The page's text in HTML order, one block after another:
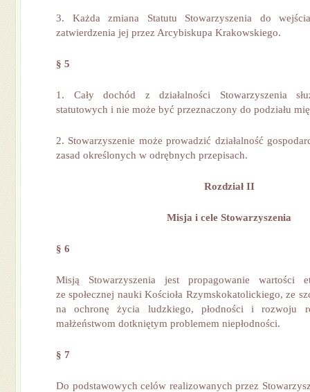
3. Każda zmiana Statutu Stowarzyszenia do
zatwierdzenia jej przez Arcybiskupa Krakowskiego.
§ 5
1. Cały dochód z działalności Stowarzyszenia
statutowych i nie może być przeznaczony do podziału
2. Stowarzyszenie może prowadzić działalność
zasad określonych w odrębnych przepisach.
Rozdział II
Misja i cele Stowarzyszenia
§ 6
Misją Stowarzyszenia jest propagowanie wartości
ze społecznej nauki Kościoła Rzymskokatolickiego, ze
na ochronę życia ludzkiego, płodności i rozwoju
małżeństwom dotkniętym problemem niepłodności.
§ 7
Do podstawowych celów realizowanych przez